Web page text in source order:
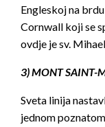
Engleskoj na
Cornwall koji se
ovdje je sv.
3) MONT SAINT-
Sveta linija
jednom